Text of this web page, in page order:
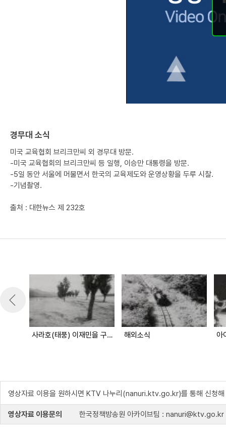
경무대 소식
미국 교육협회 브리크만씨 외 경무대 방문.
-미국 교육협회의 브리크만씨 등 일행, 이승만 대통령을 방문.
-5일 동안 서울에 머물면서 한국의 교육제도와 운영상황을 두루 시찰.
-기념촬영.
출처 : 대한뉴스 제 232호
사라호(태풍) 이재민을 구호 합시다 해외소식 아
영상자료 이용을 원하시면 KTV 나누리(nanuri.ktv.go.kr)를 통해 신청해
영상자료 이용문의 한국정책방송원 아카이브팀 : nanuri@ktv.go.kr